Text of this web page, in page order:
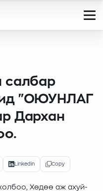
салбар
"ОЮУНЛАГ
Дархан
Linkedin Copy
Хөдөө аж ахуй-